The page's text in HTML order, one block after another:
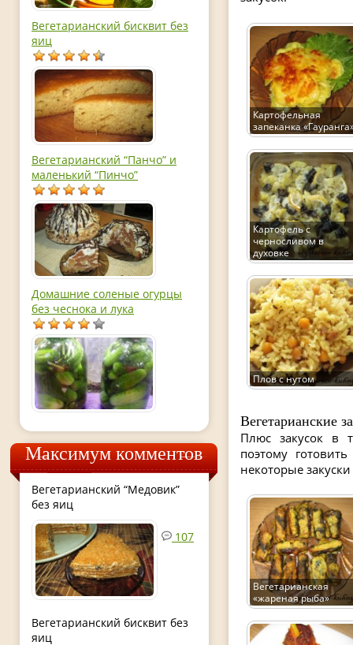
Вегетарианский бисквит без
яиц
Вегетарианский “Панчо” и
маленький “Пинчо”
Домашние соленые огурцы
без чеснока и лука
Максимум комментов
Вегетарианский “Медовик”
без яиц
107
Вегетарианский бисквит без
яиц
Картофельная
запеканка
Картофель с
черносливом в
духовке
Плов с нутом
Вегетарианские
Плюс закусок в
поэтому
некоторые
Вегетарианская
«жареная рыба»